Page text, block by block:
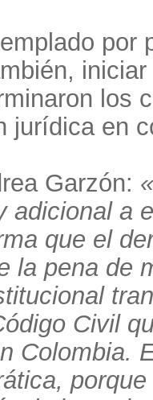
por
los
jurídica en
Garzón:
adicional a
que el
la pena de
Civil
Colombia.